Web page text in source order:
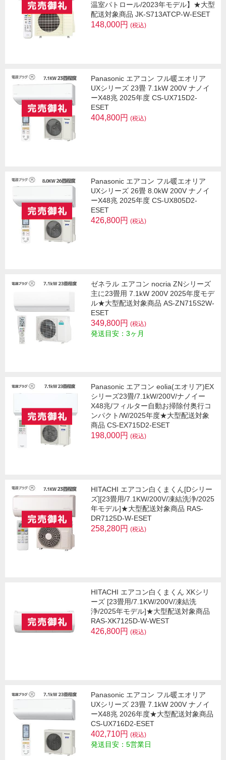
温室パトロール/2023年モデル】★大型
配送対象商品 JK-S713ATCP-W-ESET
148,000円 (税込)
Panasonic エアコン フル暖エオリア
UXシリーズ 23畳 7.1kW 200V ナノイ
ーX48兆 2025年度 CS-UX715D2-
ESET
404,800円 (税込)
Panasonic エアコン フル暖エオリア
UXシリーズ 26畳 8.0kW 200V ナノイ
ーX48兆 2025年度 CS-UX805D2-
ESET
426,800円 (税込)
ゼネラル エアコン nocria ZNシリーズ
主に23畳用 7.1kW 200V 2025年度モデ
ル★大型配送対象商品 AS-ZN715S2W-
ESET
349,800円 (税込)
発送目安：3ヶ月
Panasonic エアコン eolia(エオリア)EX
シリーズ23畳/7.1kW/200V/ナノイー
X48兆/フィルター自動お掃除付奥行コ
ンパクト/W/2025年度★大型配送対象
商品 CS-EX715D2-ESET
198,000円 (税込)
HITACHI エアコン白くまくん[Dシリー
ズ][23畳用/7.1KW/200V/凍結洗浄/2025
年モデル]★大型配送対象商品 RAS-
DR7125D-W-ESET
258,280円 (税込)
HITACHI エアコン白くまくん XKシリ
ーズ [23畳用/7.1KW/200V/凍結洗
浄/2025年モデル]★大型配送対象商品
RAS-XK7125D-W-WEST
426,800円 (税込)
Panasonic エアコン フル暖エオリア
UXシリーズ 23畳 7.1kW 200V ナノイ
ーX48兆 2026年度★大型配送対象商品
CS-UX716D2-ESET
402,710円 (税込)
発送目安：5営業日